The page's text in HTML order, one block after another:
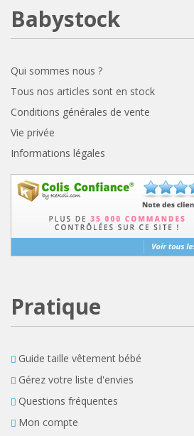
Babystock
Qui sommes nous ?
Tous nos articles sont en stock
Conditions générales de vente
Vie privée
Informations légales
Pratique
Guide taille vêtement bébé
Gérez votre liste d'envies
Questions fréquentes
Mon compte